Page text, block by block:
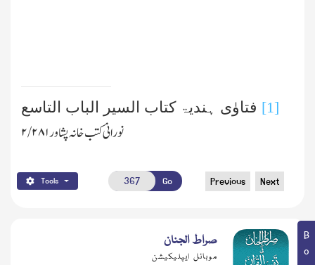
[1] فتاوٰی ہندیۃ کتاب السیر الباب التاسع
نورانی کتب خانہ پشاور۲/۲۸۱
Tools Go Previous Next
صراط الجنان
موبائل ایپلیکیشن